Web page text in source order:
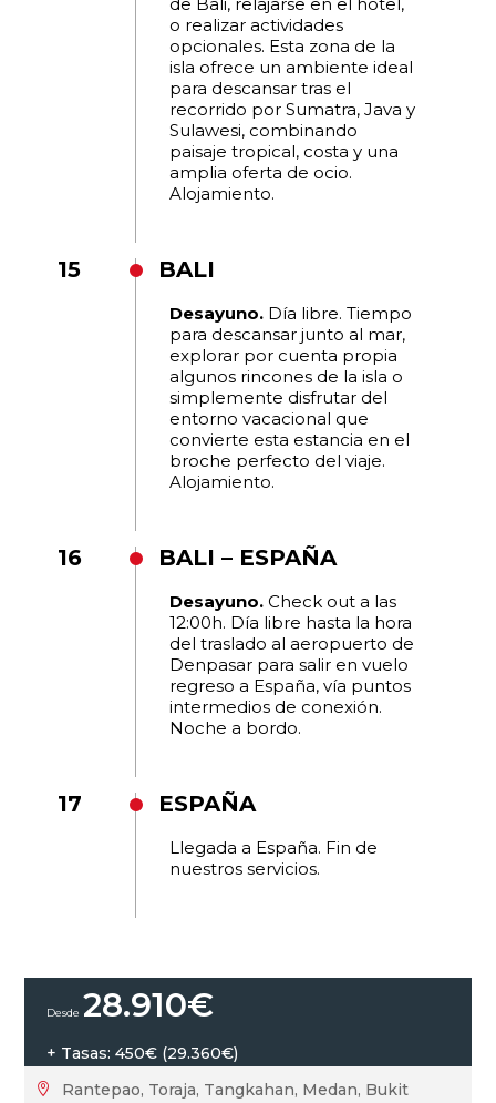
o realizar actividades
opcionales. Esta zona de la
isla ofrece un ambiente ideal
para descansar tras el
recorrido por Sumatra, Java y
Sulawesi, combinando
paisaje tropical, costa y una
amplia oferta de ocio.
Alojamiento.
15 BALI
Desayuno. Día libre. Tiempo
para descansar junto al mar,
explorar por cuenta propia
algunos rincones de la isla o
simplemente disfrutar del
entorno vacacional que
convierte esta estancia en el
broche perfecto del viaje.
Alojamiento.
16 BALI – ESPAÑA
Desayuno. Check out a las
12:00h. Día libre hasta la hora
del traslado al aeropuerto de
Denpasar para salir en vuelo
regreso a España, vía puntos
intermedios de conexión.
Noche a bordo.
17 ESPAÑA
Llegada a España. Fin de
nuestros servicios.
28.910€
+ Tasas: 450€ (29.360€)

Rantepao, Toraja, Tangkahan, Medan, Bukit